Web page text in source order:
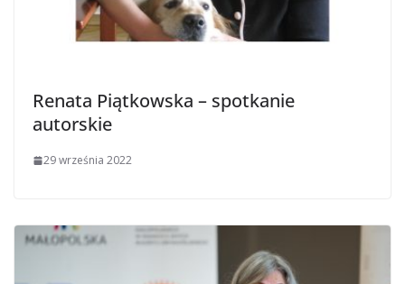
Renata Piątkowska – spotkanie
autorskie
29 września 2022